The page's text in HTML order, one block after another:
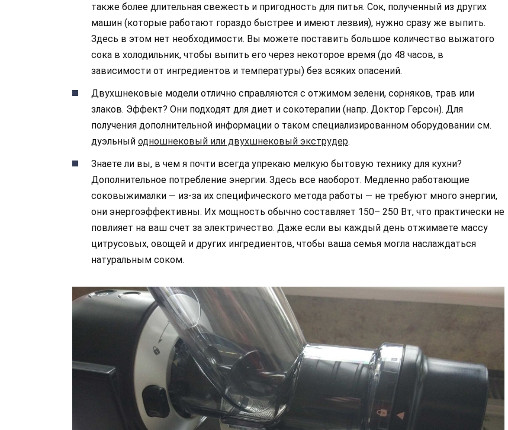
также более длительная свежесть и пригодность для питья. Сок, полученный из других
машин (которые работают гораздо быстрее и имеют лезвия), нужно сразу же выпить.
Здесь в этом нет необходимости. Вы можете поставить большое количество выжатого
сока в холодильник, чтобы выпить его через некоторое время (до 48 часов, в
зависимости от ингредиентов и температуры) без всяких опасений.
Двухшнековые модели отлично справляются с отжимом зелени, сорняков, трав или
злаков. Эффект? Они подходят для диет и сокотерапии (напр. Доктор Герсон). Для
получения дополнительной информации о таком специализированном оборудовании см.
дуэльный одношнековый или двухшнековый экструдер.
Знаете ли вы, в чем я почти всегда упрекаю мелкую бытовую технику для кухни?
Дополнительное потребление энергии. Здесь все наоборот. Медленно работающие
соковыжималки — из-за их специфического метода работы — не требуют много энергии,
они энергоэффективны. Их мощность обычно составляет 150– 250 Вт, что практически не
повлияет на ваш счет за электричество. Даже если вы каждый день отжимаете массу
цитрусовых, овощей и других ингредиентов, чтобы ваша семья могла наслаждаться
натуральным соком.